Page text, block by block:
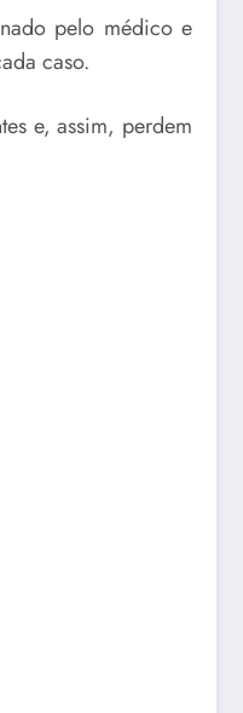
pelo médico e
caso.
e, assim, perdem